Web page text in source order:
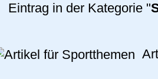
Eintrag in der Kategorie "